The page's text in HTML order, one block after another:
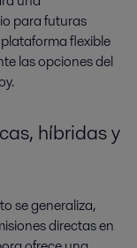
para futuras
flexible
las opciones del
híbridas y
se generaliza,
directas en